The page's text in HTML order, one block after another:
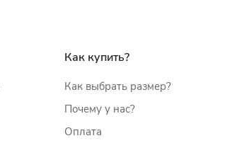
Как купить?
Как выбрать размер?
Почему у нас?
Оплата